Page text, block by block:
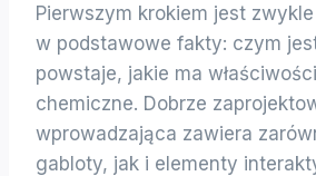
Pierwszym krokiem jest
w podstawowe fakty: czym
powstaje, jakie ma
chemiczne. Dobrze
wprowadzająca zawiera
gabloty, jak i elementy